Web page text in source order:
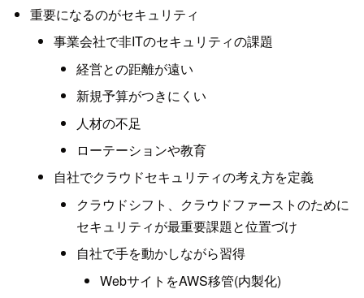
重要になるのがセキュリティ
事業会社で非ITのセキュリティの課題
経営との距離が遠い
新規予算がつきにくい
人材の不足
ローテーションや教育
自社でクラウドセキュリティの考え方を定義
クラウドシフト、クラウドファーストのために
セキュリティが最重要課題と位置づけ
自社で手を動かしながら習得
WebサイトをAWS移管(内製化)